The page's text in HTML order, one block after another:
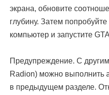
экрана, обновите
глубину. Затем
компьютер и запустите
Предупреждение. С
Radion) можно выполнить
в предыдущем разделе.